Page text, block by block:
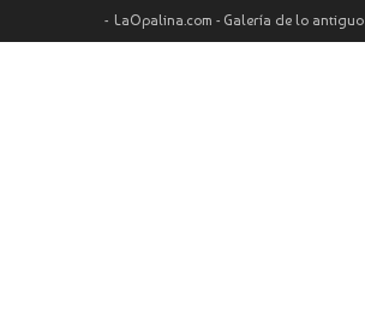
LaOpalina.com - Galería de lo antiguo